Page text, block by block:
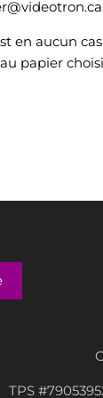
en aucun
papier
TPS